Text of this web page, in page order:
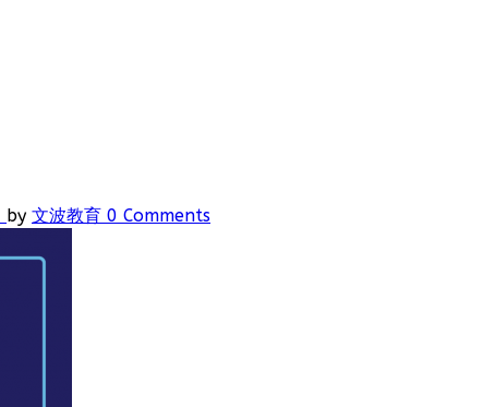
by 文波教育 0 Comments